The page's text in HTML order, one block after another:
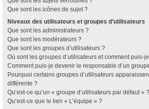
Que sont les icônes de sujet ?
Niveaux des utilisateurs et groupes d’utilisateurs
Que sont les administrateurs ?
Que sont les modérateurs ?
Que sont les groupes d’utilisateurs ?
Où sont les groupes d’utilisateurs et comment puis-
Comment puis-je devenir le responsable d’un
Pourquoi certains groupes d’utilisateurs
différente ?
Qu’est-ce qu’un « groupe d’utilisateurs par défaut » ?
Qu’est-ce que le lien « L’équipe » ?